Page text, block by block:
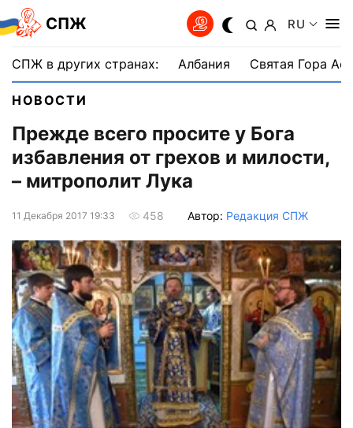
СПЖ RU
СПЖ в других странах: Албания Святая Гора
НОВОСТИ
Прежде всего просите у Бога
избавления от грехов и милости,
– митрополит Лука
11 Декабря 2017 19:33 458 Автор: Редакция СПЖ